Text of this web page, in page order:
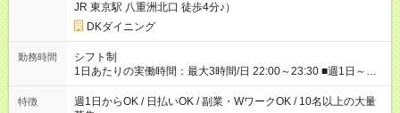
JR 東京駅 八重洲北口 徒歩4分♪）
DKダイニング
勤務時間
シフト制
1日あたりの実働時間：最大3時間/日 22:00～23:30 ■週1日～
OK◎ ■1日3時間～OK ■勤務時間の変動の可能性あり ■22時以降
勤務は18歳以上(法令による) ■自由シフト制
特徴
週1日からOK / 日払いOK / 副業・WワークOK / 10名以上の大量